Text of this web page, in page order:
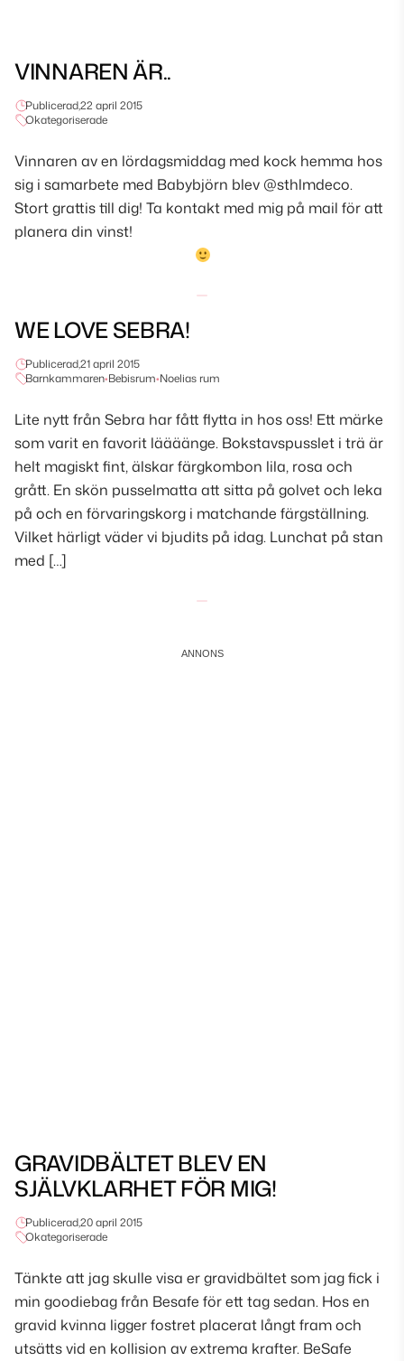
VINNAREN ÄR..
Publicerad,22 april 2015
Okategoriserade
Vinnaren av en lördagsmiddag med kock hemma hos
sig i samarbete med Babybjörn blev @sthlmdeco.
Stort grattis till dig! Ta kontakt med mig på mail för att
planera din vinst!
WE LOVE SEBRA!
Publicerad,21 april 2015
Barnkammaren•Bebisrum•Noelias rum
Lite nytt från Sebra har fått flytta in hos oss! Ett märke
som varit en favorit läääänge. Bokstavspusslet i trä är
helt magiskt fint, älskar färgkombon lila, rosa och
grått. En skön pusselmatta att sitta på golvet och leka
på och en förvaringskorg i matchande färgställning.
Vilket härligt väder vi bjudits på idag. Lunchat på stan
med […]
GRAVIDBÄLTET BLEV EN
SJÄLVKLARHET FÖR MIG!
Publicerad,20 april 2015
Okategoriserade
Tänkte att jag skulle visa er gravidbältet som jag fick i
min goodiebag från Besafe för ett tag sedan. Hos en
gravid kvinna ligger fostret placerat långt fram och
utsätts vid en kollision av extrema krafter. BeSafe